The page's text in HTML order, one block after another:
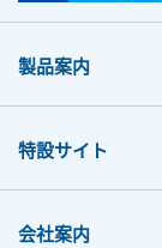
製品案内
特設サイト
会社案内